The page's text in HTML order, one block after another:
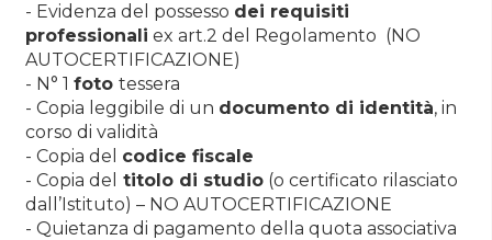
- Evidenza del possesso dei requisiti
professionali ex art.2 del Regolamento (NO
AUTOCERTIFICAZIONE)
- N° 1 foto tessera
- Copia leggibile di un documento di identità, in
corso di validità
- Copia del codice fiscale
- Copia del titolo di studio (o certificato rilasciato
dall’Istituto) – NO AUTOCERTIFICAZIONE
- Quietanza di pagamento della quota associativa